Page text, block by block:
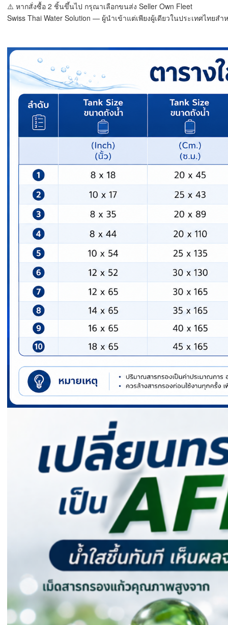
⚠️ หากสั่งซื้อ 2 ชิ้นขึ้นไป กรุณาเลือกขนส่ง Seller Own Fleet
Swiss Thai Water Solution — ผู้นำเข้าแต่เพียงผู้เดียวในประเทศไทยส